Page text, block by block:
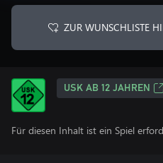
ZUR WUNSCHLISTE
USK AB 12 JAHREN
Für diesen Inhalt ist ein Spiel